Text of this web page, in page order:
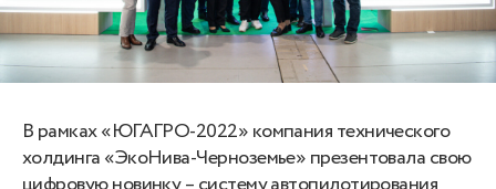
В рамках «ЮГАГРО-2022» компания технического
холдинга «ЭкоНива-Черноземье» презентовала свою